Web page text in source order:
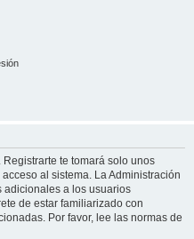
te tomará solo unos
al sistema. La Administración
adicionales a los usuarios
de estar familiarizado con
Por favor, lee las normas de